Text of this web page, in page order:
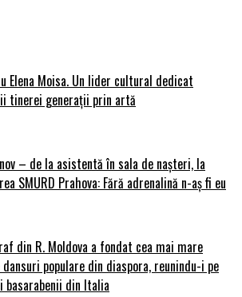
Elena Moisa. Un lider cultural dedicat
tinerei generații prin artă
– de la asistentă în sala de nașteri, la
SMURD Prahova: Fără adrenalină n-aș fi eu
din R. Moldova a fondat cea mai mare
dansuri populare din diaspora, reunindu-i pe
basarabenii din Italia